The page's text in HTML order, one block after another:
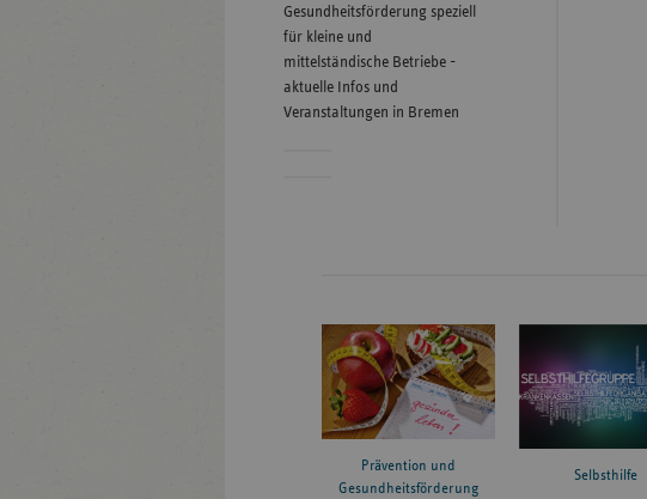
Gesundheitsförderung speziell
für kleine und
mittelständische Betriebe -
aktuelle Infos und
Veranstaltungen in Bremen
Prävention und
Gesundheitsförderung
Selbsthilfe